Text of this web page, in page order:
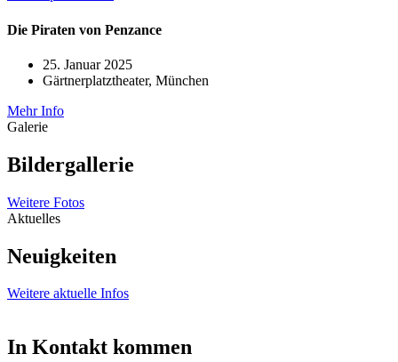
Die Piraten von Penzance
25. Januar 2025
Gärtnerplatztheater, München
Mehr Info
Galerie
Bildergallerie
Weitere Fotos
Aktuelles
Neuigkeiten
Weitere aktuelle Infos
In Kontakt kommen